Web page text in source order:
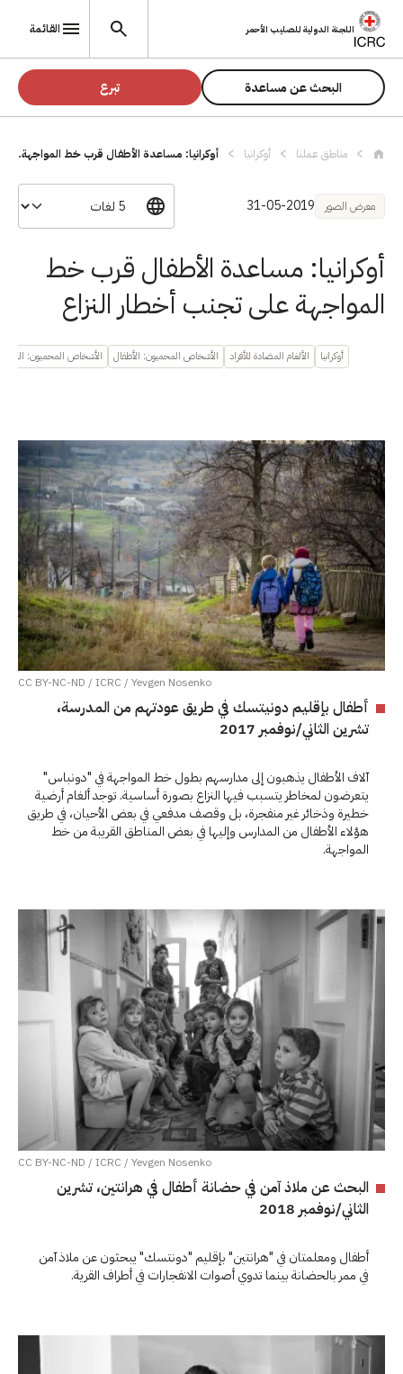
تجاوز إلى المحتوى الرئيسي
اللجنة الدولية للصليب الأحمر القائمة
البحث عن مساعدة تبرع
مناطق عملنا أوكرانيا أوكرانيا: مساعدة الأطفال قرب خط المواجهة...
معرض الصور 31-05-2019
أوكرانيا: مساعدة الأطفال قرب خط
المواجهة على تجنب أخطار النزاع
أوكرانيا الألغام المضادة للأفراد الأشخاص المحميون: الأطفال الأشخاص المحميون:
CC BY-NC-ND / ICRC / Yevgen Nosenko
أطفال بإقليم دونيتسك في طريق عودتهم من المدرسة،
تشرين الثاني/نوفمبر 2017
آلاف الأطفال يذهبون إلى مدارسهم بطول خط المواجهة في "دونباس"
يتعرضون لمخاطر يتسبب فيها النزاع بصورة أساسية. توجد ألغام أرضية
خطيرة وذخائر غير منفجرة، بل وقصف مدفعي في بعض الأحيان، في طريق
هؤلاء الأطفال من المدارس وإليها في بعض المناطق القريبة من خط
المواجهة.
CC BY-NC-ND / ICRC / Yevgen Nosenko
البحث عن ملاذ آمن في حضانة أطفال في هرانتين، تشرين
الثاني/نوفمبر 2018
أطفال ومعلمتان في "هرانتين" بإقليم "دونتسك" يبحثون عن ملاذ آمن
في ممر بالحضانة بينما تدوي أصوات الانفجارات في أطراف القرية.